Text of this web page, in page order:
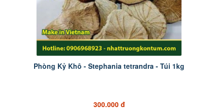
Phòng Kỷ Khô - Stephania tetrandra - Túi 1kg
300.000 đ